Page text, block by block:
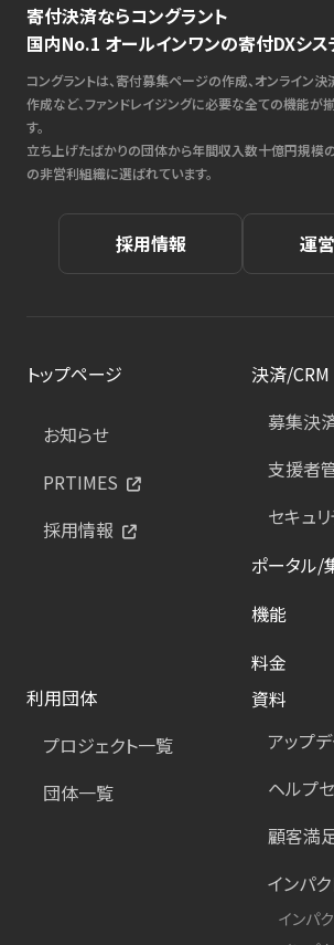
寄付決済ならコングラント
国内No.1 オールインワンの寄付DXシス
コングラントは、寄付募集ページの作成、オンライン決
作成など、ファンドレイジングに必要な全ての機能が
す。
立ち上げたばかりの団体から年間収入数十億円規模
の非営利組織に選ばれています。
採用情報 運
トップページ
お知らせ
PRTIMES
採用情報
決済/CRM
募集決
支援者
セキュ
ポータル/
機能
料金
利用団体
プロジェクト一覧
団体一覧
資料
アップ
ヘルプ
顧客満
インパ
インパ